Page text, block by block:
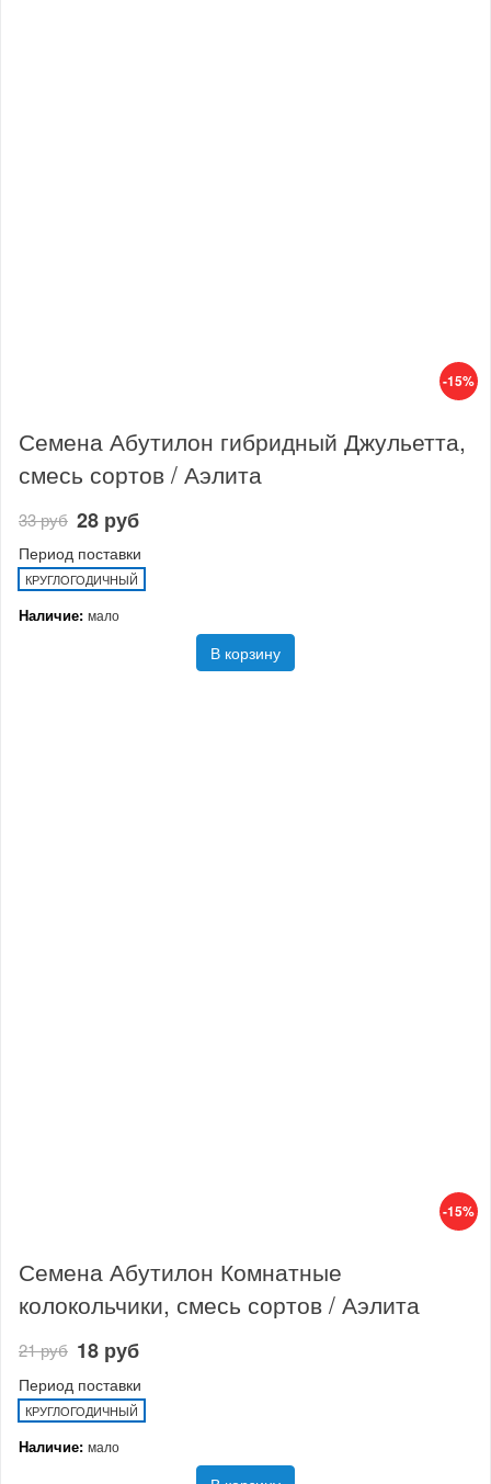
-15%
Семена Абутилон гибридный Джульетта,
смесь сортов / Аэлита
33 руб 28 руб
Период поставки
КРУГЛОГОДИЧНЫЙ
Наличие: мало
В корзину
-15%
Семена Абутилон Комнатные
колокольчики, смесь сортов / Аэлита
21 руб 18 руб
Период поставки
КРУГЛОГОДИЧНЫЙ
Наличие: мало